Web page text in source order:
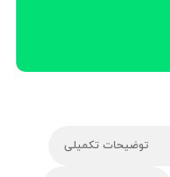
توضیحات تکمیلی